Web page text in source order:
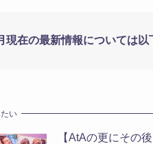
在の最新情報については以
い
【AtAの更にその